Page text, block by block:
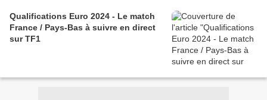
Qualifications Euro 2024 - Le match
France / Pays-Bas à suivre en direct
sur TF1